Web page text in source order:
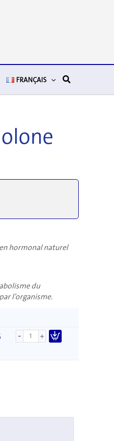
FRANÇAIS Rechercher
hormonal naturel
du
l’organisme.
- +